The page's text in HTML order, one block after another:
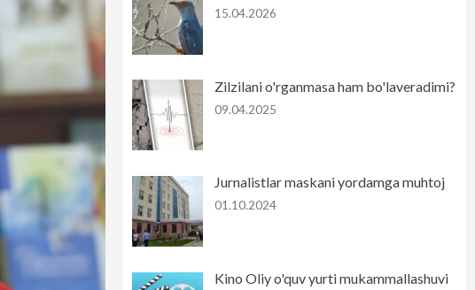
15.04.2026
Zilzilani o'rganmasa ham bo'laveradimi?
09.04.2025
Jurnalistlar maskani yordamga muhtoj
01.10.2024
Kino Oliy o'quv yurti mukammallashuvi